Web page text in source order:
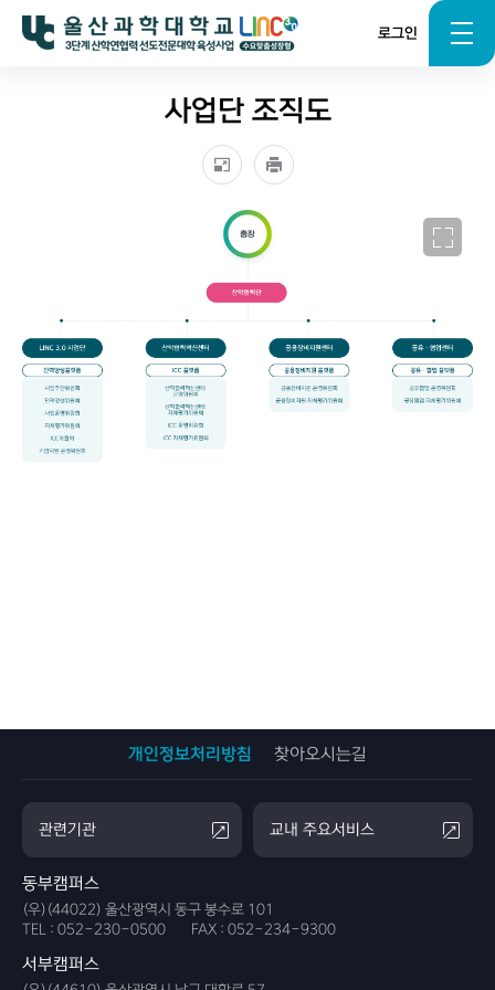
로그인
사업단 조직도
개인정보처리방침 찾아오시는길
관련기관 교내 주요서비스
동부캠퍼스
(우)(44022) 울산광역시 동구 봉수로 101
TEL : 052-230-0500 FAX : 052-234-9300
서부캠퍼스